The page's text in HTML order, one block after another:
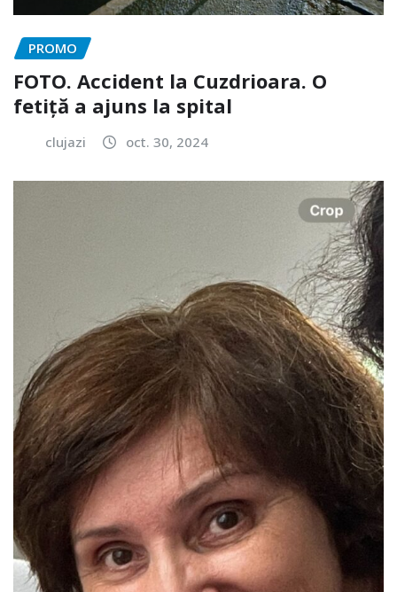
PROMO
FOTO. Accident la Cuzdrioara. O
fetiță a ajuns la spital
clujazi oct. 30, 2024